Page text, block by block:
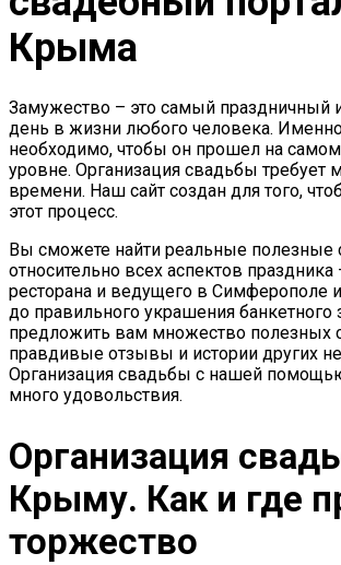
Крыма
Замужество – это самый праздничный
день в жизни любого человека.
необходимо, чтобы он прошел на
уровне. Организация свадьбы требует
времени. Наш сайт создан для того,
этот процесс.
Вы сможете найти реальные полезные
относительно всех аспектов
ресторана и ведущего в Симферополе
до правильного украшения
предложить вам множество полезных
правдивые отзывы и истории других
Организация свадьбы с нашей
много удовольствия.
Организация
Крыму. Как и где
торжество